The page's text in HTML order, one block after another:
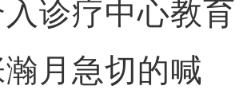
入诊疗中心教育
月急切的喊